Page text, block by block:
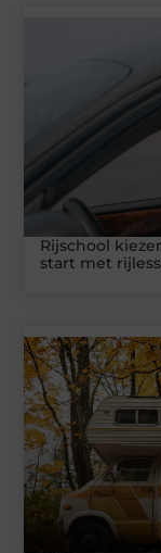
Rijschool
start met